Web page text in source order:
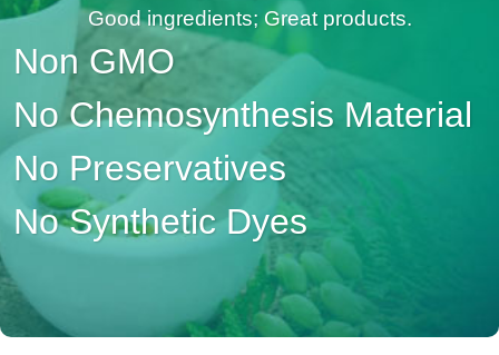
Good ingredients; Great products.
Non GMO
No Chemosynthesis Material
No Preservatives
No Synthetic Dyes